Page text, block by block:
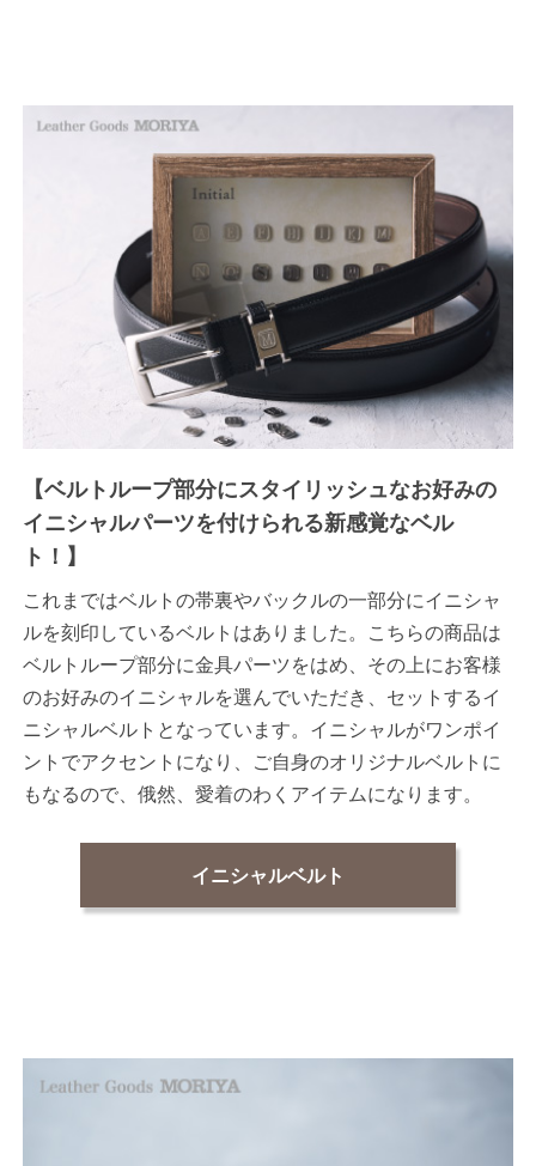
【ベルトループ部分にスタイリッシュなお好みの
イニシャルパーツを付けられる新感覚なベル
ト！】
これまではベルトの帯裏やバックルの一部分にイニシャ
ルを刻印しているベルトはありました。こちらの商品は
ベルトループ部分に金具パーツをはめ、その上にお客様
のお好みのイニシャルを選んでいただき、セットするイ
ニシャルベルトとなっています。イニシャルがワンポイ
ントでアクセントになり、ご自身のオリジナルベルトに
もなるので、俄然、愛着のわくアイテムになります。
イニシャルベルト